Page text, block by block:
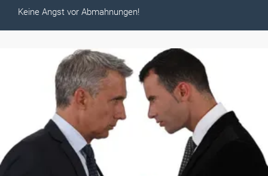
Keine Angst vor Abmahnungen!